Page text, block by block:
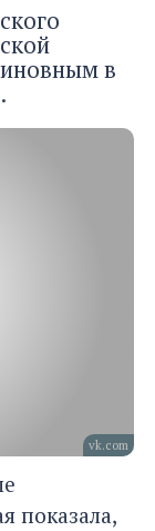
в
vk.com
показала,